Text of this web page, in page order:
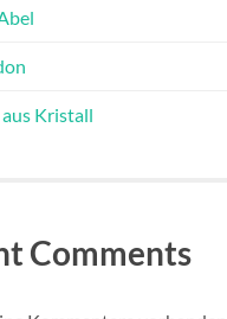
Kristall
Comments